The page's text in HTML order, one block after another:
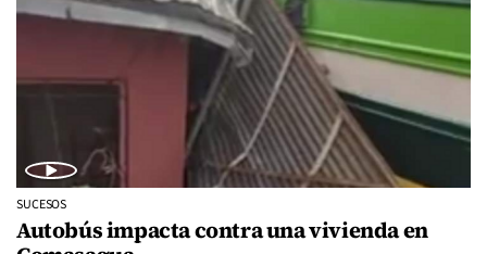
SUCESOS
Autobús impacta contra una vivienda en